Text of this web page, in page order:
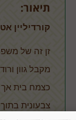
תיאור:
קורדיליין
זן זה של
מקבל גוון
כצמח בית אך
צבעונית בתוך